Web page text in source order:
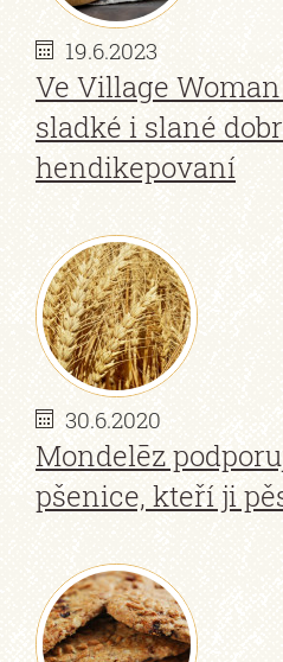
19.6.2023
Ve Village
sladké i slané
hendikepovaní
30.6.2020
Mondelēz
pšenice, kteří ji